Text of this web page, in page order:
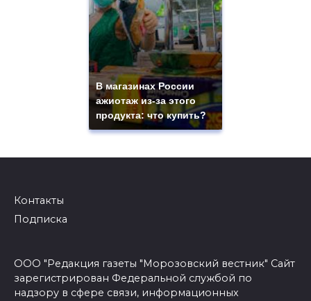
В магазинах России
ажиотаж из-за этого
продукта: что купить?
Контакты
Подписка
ООО "Редакция газеты "Морозовский вестник" Сайт
зарегистрирован Федеральной службой по
надзору в сфере связи, информационных